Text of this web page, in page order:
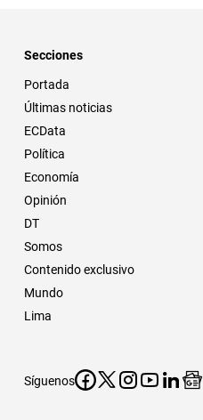
Secciones
Portada
Últimas noticias
ECData
Política
Economía
Opinión
DT
Somos
Contenido exclusivo
Mundo
Lima
Síguenos